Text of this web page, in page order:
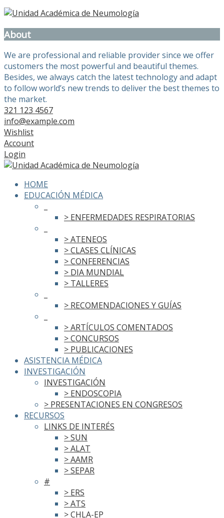
About
We are professional and reliable provider since we offer
customers the most powerful and beautiful themes.
Besides, we always catch the latest technology and adapt
to follow world’s new trends to deliver the best themes to
the market.
321 123 4567
info@example.com
Wishlist
Account
Login
HOME
EDUCACIÓN MÉDICA
> ENFERMEDADES RESPIRATORIAS
> ATENEOS
> CLASES CLÍNICAS
> CONFERENCIAS
> DIA MUNDIAL
> TALLERES
> RECOMENDACIONES Y GUÍAS
> ARTÍCULOS COMENTADOS
> CONCURSOS
> PUBLICACIONES
ASISTENCIA MÉDICA
INVESTIGACIÓN
INVESTIGACIÓN
> ENDOSCOPIA
> PRESENTACIONES EN CONGRESOS
RECURSOS
LINKS DE INTERÉS
> SUN
> ALAT
> AAMR
> SEPAR
#
> ERS
> ATS
> CHLA-EP